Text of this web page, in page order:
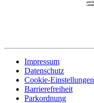
Impressum
Datenschutz
Cookie-Einstellungen
Barrierefreiheit
Parkordnung